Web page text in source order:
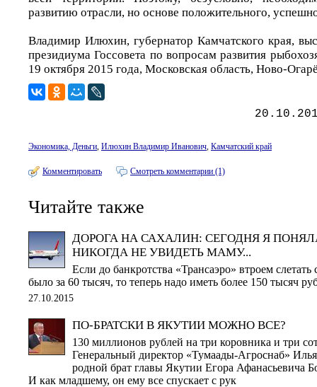
развитию отрасли, но основе положительного,
Владимир Илюхин, губернатор Камчатского края,
президиума Госсовета по вопросам развития
19 октября 2015 года, Московская область, Ново-
Экономика, Деньги, Илюхин Владимир Иванович, Камчатский край
Комментировать Смотреть комментарии (1)
Читайте также
ДОРОГА НА САХАЛИН: СЕГОДНЯ Я
НИКОГДА НЕ УВИДЕТЬ МАМУ...
Если до банкротства «Трансаэро» втроем
было за 60 тысяч, то теперь надо иметь более 150 тысяч
27.10.2015
ПО-БРАТСКИ В ЯКУТИИ МОЖНО ВСЕ?
130 миллионов рублей на три коровника и три
Генеральный директор «Тумаады-Агроснаб»
родной брат главы Якутии Егора Афанасьевича
И как младшему, он ему все спускает с рук